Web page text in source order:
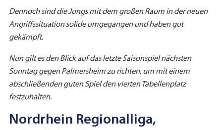
Dennoch sind die Jungs mit dem großen Raum in der neuen
Angriffssituation solide umgegangen und haben gut
gekämpft.
Nun gilt es den Blick auf das letzte Saisonspiel nächsten
Sonntag gegen Palmersheim zu richten, um mit einem
abschließenden guten Spiel den vierten Tabellenplatz
festzuhalten.
Nordrhein Regionalliga,